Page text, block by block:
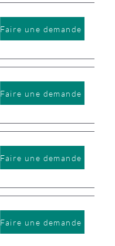
Faire une demande
Faire une demande
Faire une demande
Faire une demande